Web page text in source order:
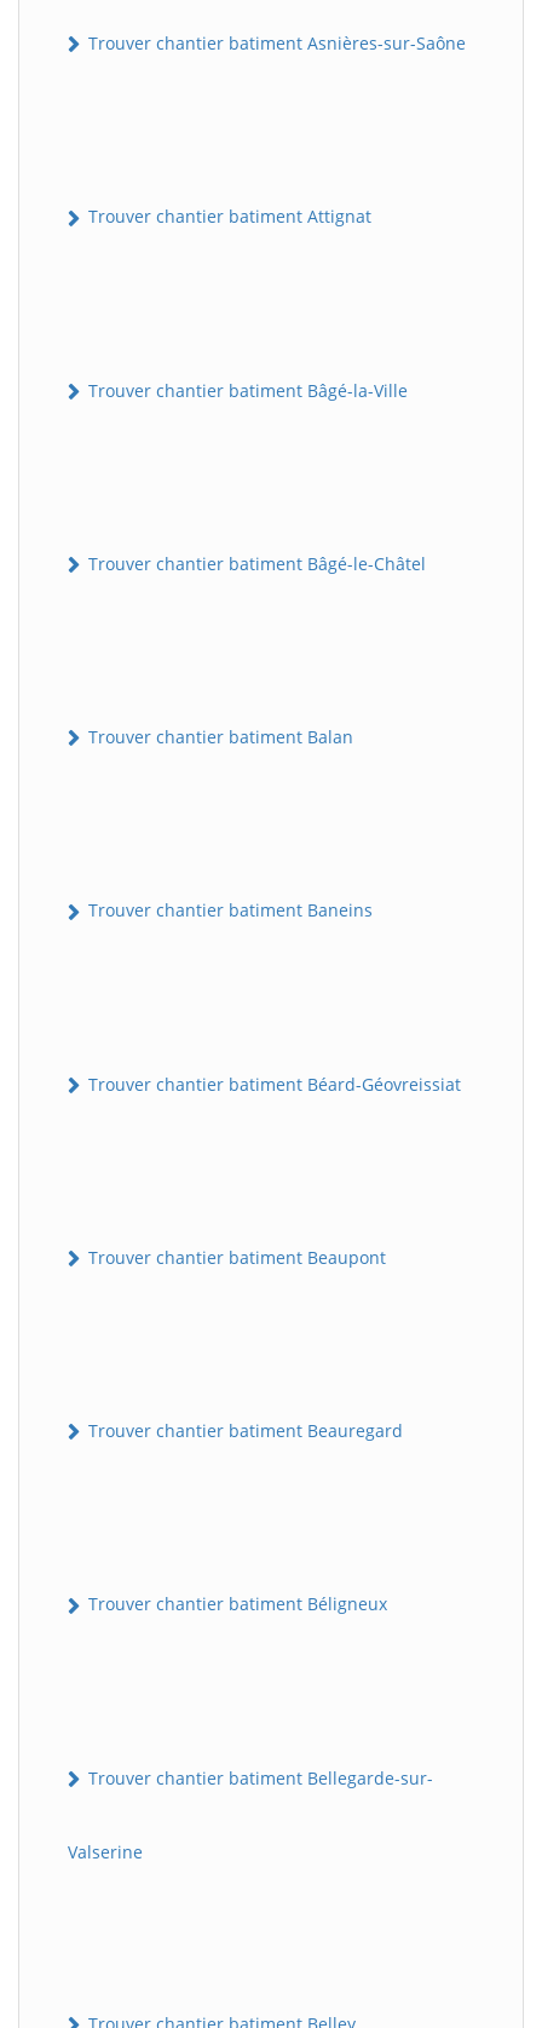
Trouver chantier batiment Asnières-sur-Saône
Trouver chantier batiment Attignat
Trouver chantier batiment Bâgé-la-Ville
Trouver chantier batiment Bâgé-le-Châtel
Trouver chantier batiment Balan
Trouver chantier batiment Baneins
Trouver chantier batiment Béard-Géovreissiat
Trouver chantier batiment Beaupont
Trouver chantier batiment Beauregard
Trouver chantier batiment Béligneux
Trouver chantier batiment Bellegarde-sur-
Valserine